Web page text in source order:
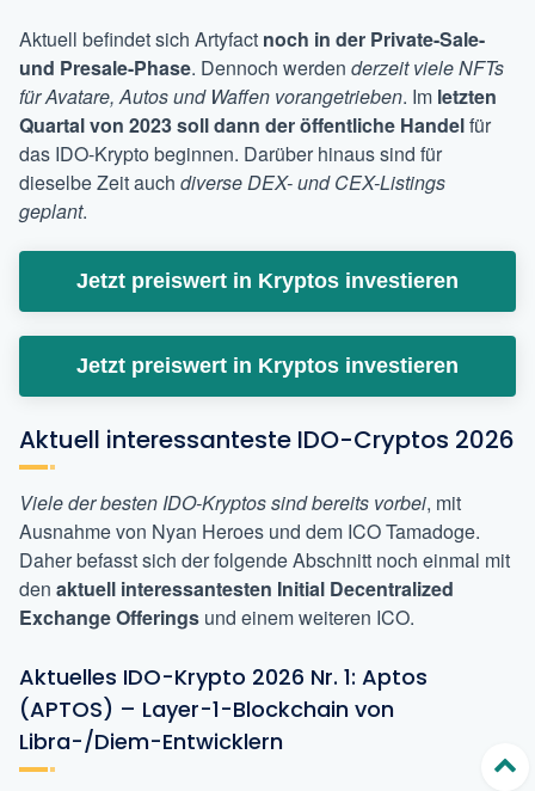
Aktuell befindet sich Artyfact noch in der Private-Sale-
und Presale-Phase. Dennoch werden derzeit viele NFTs
für Avatare, Autos und Waffen vorangetrieben. Im letzten
Quartal von 2023 soll dann der öffentliche Handelfür
das IDO-Krypto beginnen. Darüber hinaus sind für
dieselbe Zeit auch diverse DEX- und CEX-Listings
geplant.
Jetzt preiswert in Kryptos investieren
Jetzt preiswert in Kryptos investieren
Aktuell interessanteste IDO-Cryptos 2026
Viele der besten IDO-Kryptos sind bereits vorbei, mit
Ausnahme von Nyan Heroes und dem ICO Tamadoge.
Daher befasst sich der folgende Abschnitt noch einmal mit
den aktuell interessantesten Initial Decentralized
Exchange Offerings und einem weiteren ICO.
Aktuelles IDO-Krypto 2026 Nr. 1: Aptos
(APTOS) – Layer-1-Blockchain von
Libra-/Diem-Entwicklern